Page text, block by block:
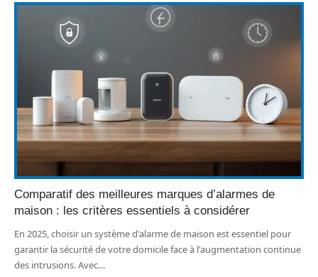
Comparatif des meilleures marques d’alarmes de
maison : les critères essentiels à considérer
En 2025, choisir un système d'alarme de maison est essentiel pour
garantir la sécurité de votre domicile face à l'augmentation continue
des intrusions. Avec…